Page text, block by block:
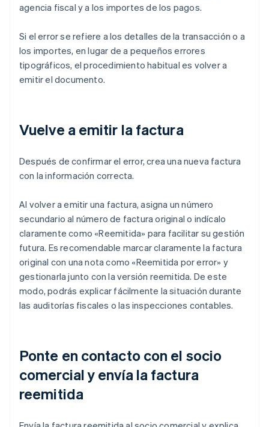
agencia fiscal y a los importes de los pagos.
Si el error se refiere a los detalles de la transacción o a
los importes, en lugar de a pequeños errores
tipográficos, el procedimiento habitual es volver a
emitir el documento.
Vuelve a emitir la factura
Después de confirmar el error, crea una nueva factura
con la información correcta.
Al volver a emitir una factura, asigna un número
secundario al número de factura original o indícalo
claramente como «Reemitida» para facilitar su gestión
futura. Es recomendable marcar claramente la factura
original con una nota como «Reemitida por error» y
gestionarla junto con la versión reemitida. De este
modo, podrás explicar fácilmente la situación durante
las auditorías fiscales o las inspecciones contables.
Ponte en contacto con el socio
comercial y envía la factura
reemitida